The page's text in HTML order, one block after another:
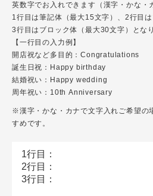
英数字でお入れできます（漢字・かな・
1行目は筆記体（最大15文字）、2行目
3行目はブロック体（最大30文字）とな
【一行目の入力例】
開店祝など多目的：Congratulations
誕生日祝：Happy birthday
結婚祝い：Happy wedding
周年祝い：10th Anniversary
※漢字・かな・カナで文字入れご希望の
すめです。